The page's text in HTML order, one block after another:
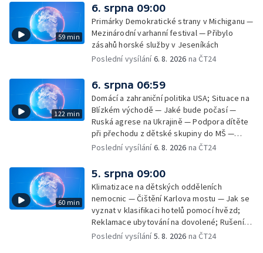
59 min
6. srpna 09:00
Primárky Demokratické strany v Michiganu —
Mezinárodní varhanní festival — Přibylo
zásahů horské služby v Jeseníkách
Poslední vysílání6. 8. 2026 na ČT24
122 min
6. srpna 06:59
Domácí a zahraniční politika USA; Situace na
Blízkém východě — Jaké bude počasí —
Ruská agrese na Ukrajině — Podpora dítěte
při přechodu z dětské skupiny do MŠ —
Filmové premiéry týdne — Dvě deci tuše v
rakovinu prsu
Poslední vysílání6. 8. 2026 na ČT24
60 min
5. srpna 09:00
Klimatizace na dětských odděleních
nemocnic — Čištění Karlova mostu — Jak se
vyznat v klasifikaci hotelů pomocí hvězd;
Reklamace ubytování na dovolené; Rušení
dovolené kvůli přírodním živlům; Práva
Poslední vysílání5. 8. 2026 na ČT24